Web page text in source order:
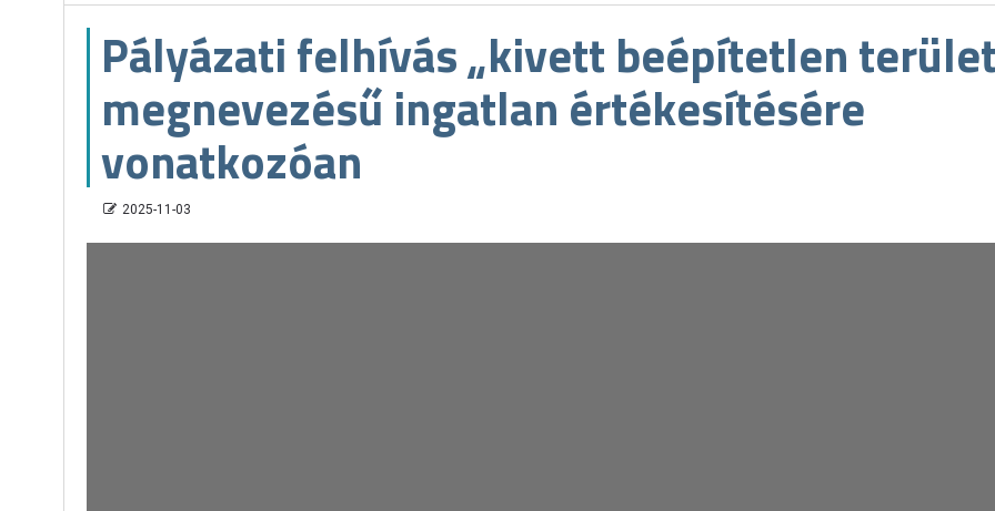
Pályázati felhívás „kivett beépítetlen
megnevezésű ingatlan értékesítésére
vonatkozóan
2025-11-03